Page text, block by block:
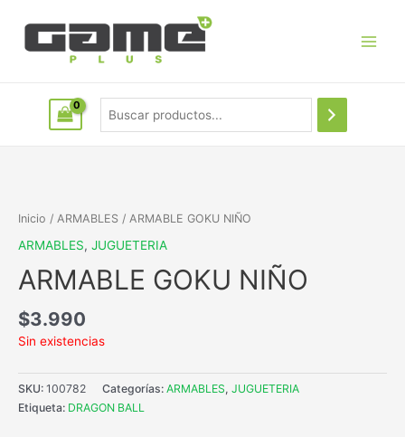
Inicio / ARMABLES / ARMABLE GOKU NIÑO
ARMABLES, JUGUETERIA
ARMABLE GOKU NIÑO
$3.990
Sin existencias
SKU: 100782 Categorías: ARMABLES, JUGUETERIA
Etiqueta: DRAGON BALL